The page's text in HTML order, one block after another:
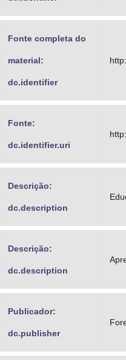
Fonte completa do
material:
dc.identifier
Fonte:
dc.identifier.uri
Descrição:
dc.description
Descrição:
dc.description
Publicador:
dc.publisher